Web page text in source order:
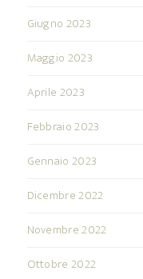
Giugno 2023
Maggio 2023
Aprile 2023
Febbraio 2023
Gennaio 2023
Dicembre 2022
Novembre 2022
Ottobre 2022